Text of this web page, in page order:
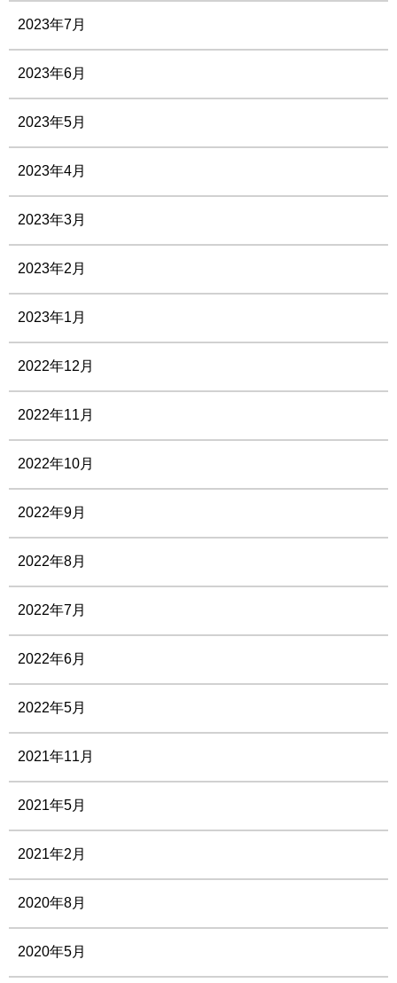
2023年7月
2023年6月
2023年5月
2023年4月
2023年3月
2023年2月
2023年1月
2022年12月
2022年11月
2022年10月
2022年9月
2022年8月
2022年7月
2022年6月
2022年5月
2021年11月
2021年5月
2021年2月
2020年8月
2020年5月